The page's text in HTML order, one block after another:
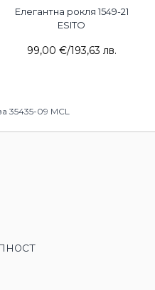
Елегантна рокля 1549-21
ESITO
99,00 €/193,63 лв.
35435-09 MCL